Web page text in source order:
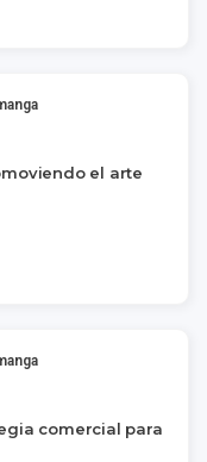
el arte
comercial para